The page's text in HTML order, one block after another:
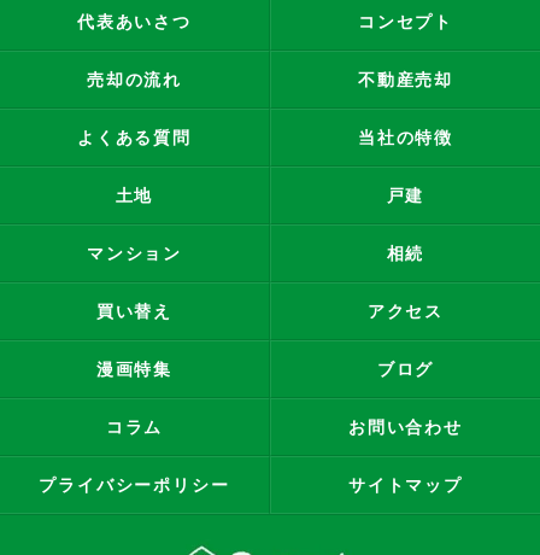
代表あいさつ コンセプト
売却の流れ 不動産売却
よくある質問 当社の特徴
土地 戸建
マンション 相続
買い替え アクセス
漫画特集 ブログ
コラム お問い合わせ
プライバシーポリシー サイトマップ